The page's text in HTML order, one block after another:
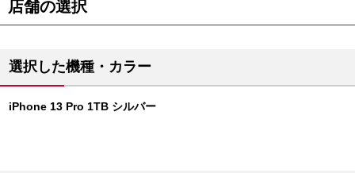
店舗の選択
選択した機種・カラー
iPhone 13 Pro 1TB シルバー